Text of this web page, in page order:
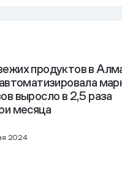
продуктов в
выросло в 2,5 раза
месяца
2024